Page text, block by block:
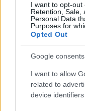
I want to opt-out
Retention, Sale,
Personal Data
Purposes for
Opted Out
Google consents
I want to allow
related to
device identifiers